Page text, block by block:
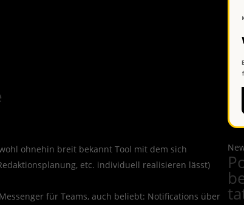
ohnehin breit bekannt Tool mit dem sich
etc. individuell realisieren lässt)
für Teams, auch beliebt: Notifications über